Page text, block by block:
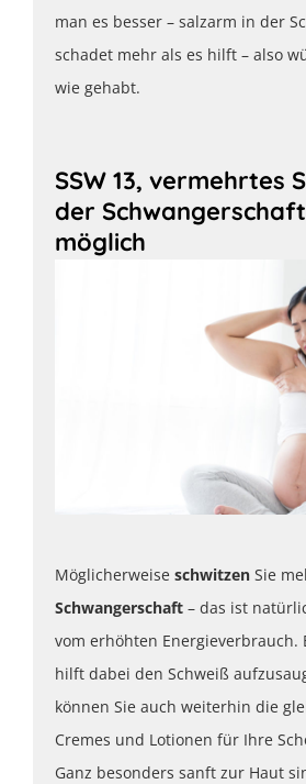
man es besser – salzarm in der
schadet mehr als es hilft – also
wie gehabt.
SSW 13, vermehrtes
der
möglich
Möglicherweise schwitzen Sie
Schwangerschaft – das ist
vom erhöhten Energieverbrauch.
hilft dabei den Schweiß
können Sie auch weiterhin die
Cremes und Lotionen für Ihre
Ganz besonders sanft zur Haut